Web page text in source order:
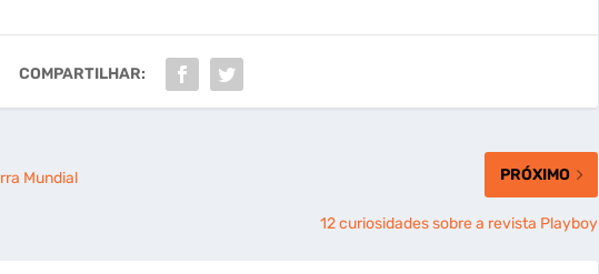
COMPARTILHAR:
Mundial
PRÓXIMO
12 curiosidades sobre a revista Playboy